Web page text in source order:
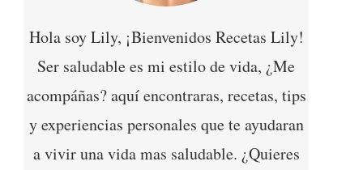
Hola soy Lily, ¡Bienvenidos Recetas Lily!
Ser saludable es mi estilo de vida, ¿Me
acompáñas? aquí encontraras, recetas, tips
y experiencias personales que te ayudaran
a vivir una vida mas saludable. ¿Quieres